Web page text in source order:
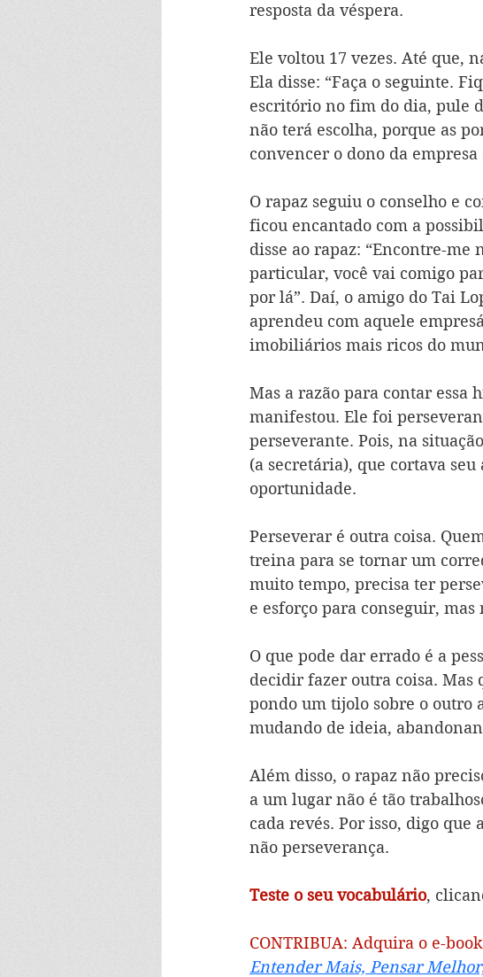
resposta da véspera.
Ele voltou 17 vezes. Até que,
Ela disse: “Faça o seguinte.
escritório no fim do dia, pule
não terá escolha, porque as
convencer o dono da
O rapaz seguiu o conselho e
ficou encantado com a
disse ao rapaz: “Encontre-me
particular, você vai comigo
por lá”. Daí, o amigo do Tai
aprendeu com aquele
imobiliários mais ricos do
Mas a razão para contar essa
manifestou. Ele foi
perseverante. Pois, na
(a secretária), que cortava
oportunidade.
Perseverar é outra coisa.
treina para se tornar um
muito tempo, precisa ter
e esforço para conseguir,
O que pode dar errado é a
decidir fazer outra coisa. Mas
pondo um tijolo sobre o outro
mudando de ideia,
Além disso, o rapaz não
a um lugar não é tão
cada revés. Por isso, digo
não perseverança.
Teste o seu vocabulário,
CONTRIBUA: Adquira o e-book
Entender Mais, Pensar